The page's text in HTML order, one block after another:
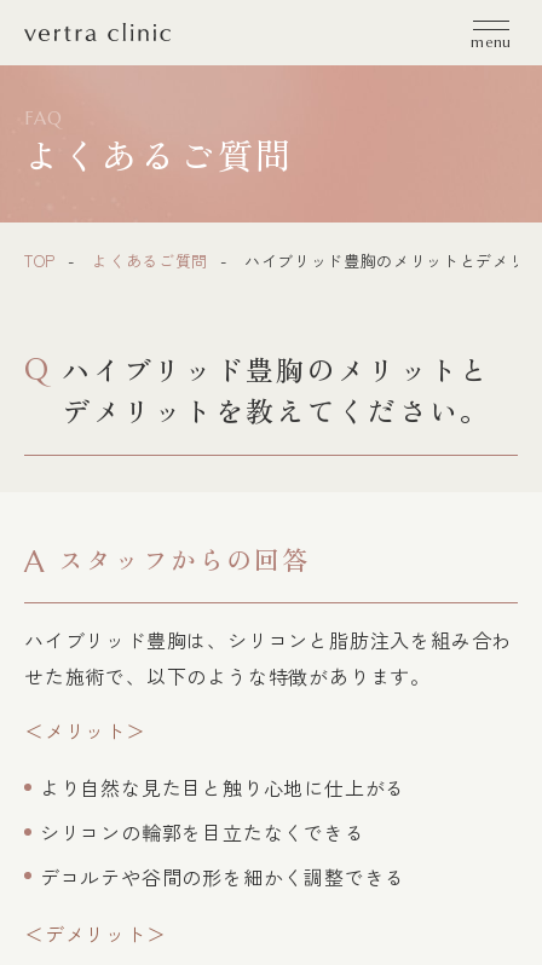
vertra clinic（ヴェルトラクリニック）
menu
FAQ
よくあるご質問
TOP よくあるご質問 ハイブリッド豊胸のメリットとデメリ
Q ハイブリッド豊胸のメリットと
デメリットを教えてください。
A スタッフからの回答
ハイブリッド豊胸は、シリコンと脂肪注入を組み合わ
せた施術で、以下のような特徴があります。
＜メリット＞
より自然な見た目と触り心地に仕上がる
シリコンの輪郭を目立たなくできる
デコルテや谷間の形を細かく調整できる
＜デメリット＞